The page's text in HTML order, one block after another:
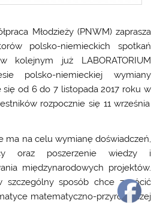
Młodzieży(PNWM) zaprasza
polsko-niemieckich spotkań
kolejnym już LABORATORIUM
polsko-niemieckiej wymiany
się od 6 do 7 listopada 2017 roku w
rozpocznie się11 września
ma na celu wymianę doświadczeń,
oraz poszerzenie wiedzy i
międzynarodowych projektów.
sposób chce zwrócić
matematyczno-przyrodniczej